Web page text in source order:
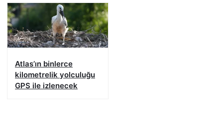
Atlas’ın binlerce
kilometrelik yolculuğu
GPS ile izlenecek